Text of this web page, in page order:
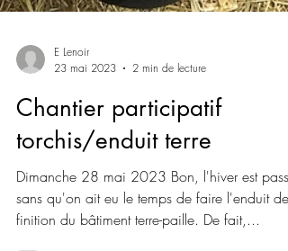
E Lenoir
23 mai 2023
2 min de lecture
Chantier participatif